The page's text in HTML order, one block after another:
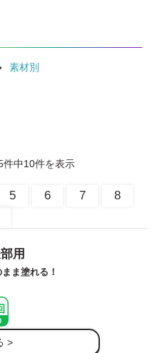
素材別
件中10件を表示
5 6 7
8
用
ま塗れる！
>